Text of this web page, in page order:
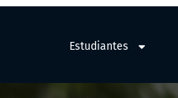
Estudiantes